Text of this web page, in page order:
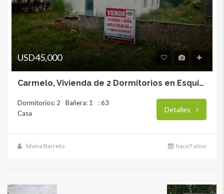
USD45,000
Carmelo, Vivienda de 2 Dormitorios en Esquina.
Dormitorios: 2 Bañera: 1
: 63
Casa
Detalles
Silvina Barreto hace7 años